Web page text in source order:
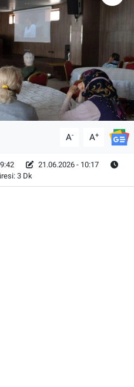
A- A+
21.06.2026 - 10:17
3 Dk